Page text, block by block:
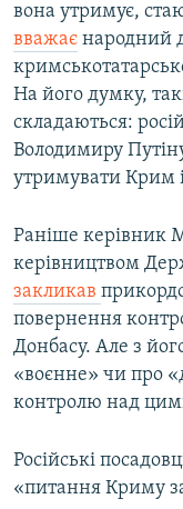
вона утримує,
вважає народний
На його думку,
складаються:
Володимиру
утримувати Крим
Раніше керівник
керівництвом
закликав
повернення
Донбасу. Але з
«воєнне» чи про
контролю над
Російські
«питання Криму